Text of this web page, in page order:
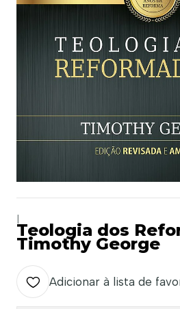
Teologia dos
Timothy George
Adicionar à lista de